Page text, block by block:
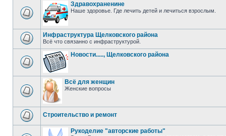
Здравохраненине
Наше здоровье. Где лечить детей и лечиться взрослым.
Инфраструктура Щелковского района
Всё что связанно с инфраструктурой.
Новости....., Щелковского района
Всё для женщин
Женские вопросы
Строительство и ремонт
Рукоделие "авторские работы"